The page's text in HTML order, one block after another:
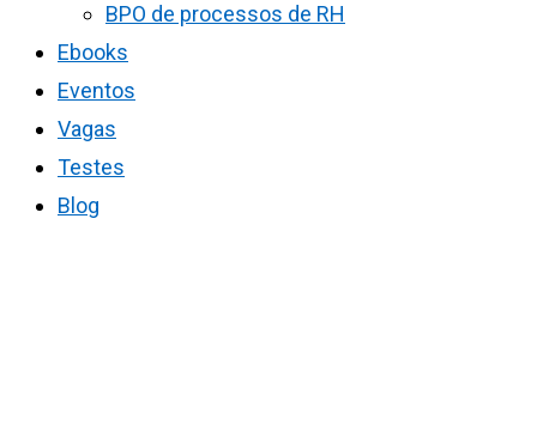
BPO de processos de RH
Ebooks
Eventos
Vagas
Testes
Blog